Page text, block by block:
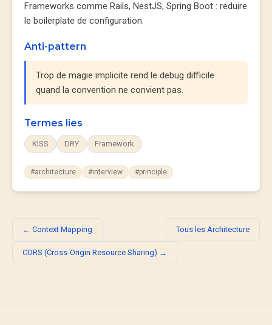
Frameworks comme Rails, NestJS, Spring Boot : reduire
le boilerplate de configuration.
Anti-pattern
Trop de magie implicite rend le debug difficile
quand la convention ne convient pas.
Termes lies
KISS DRY Framework
#architecture #interview #principle
← Context Mapping Tous les Architecture
CORS (Cross-Origin Resource Sharing) →